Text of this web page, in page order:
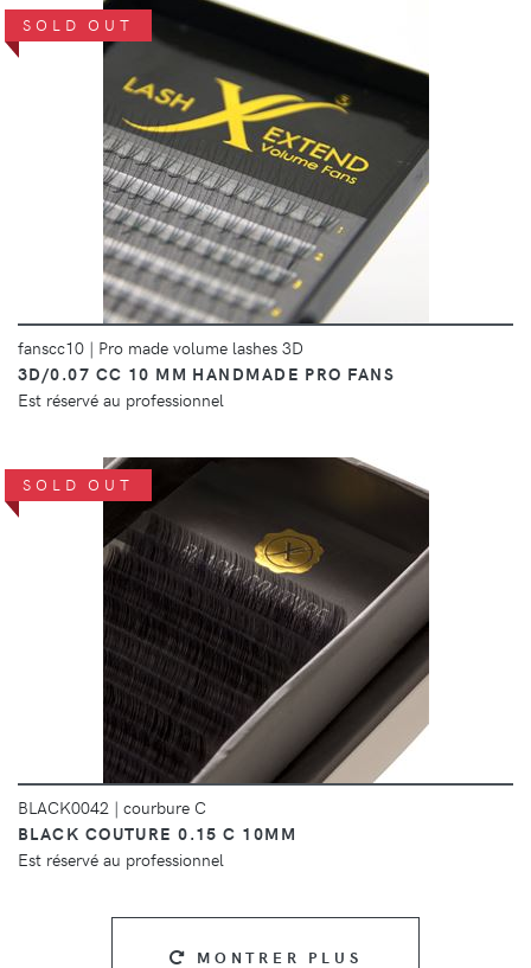
SOLD OUT
DÉTAILS
fanscc10 | Pro made volume lashes 3D
3D/0.07 CC 10 MM HANDMADE PRO FANS
Est réservé au professionnel
SOLD OUT
DÉTAILS
BLACK0042 | courbure C
BLACK COUTURE 0.15 C 10MM
Est réservé au professionnel
MONTRER PLUS